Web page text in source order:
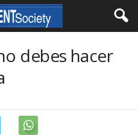
debes hacer